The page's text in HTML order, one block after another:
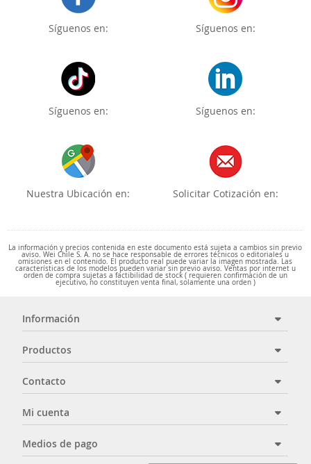
Síguenos en: Síguenos en:
Síguenos en: Síguenos en:
Nuestra Ubicación en: Solicitar Cotización en:
La información y precios contenida en este documento está sujeta a cambios sin previo
aviso. Wei Chile S. A. no se hace responsable de errores técnicos o editoriales u
omisiones en el contenido. El producto real puede variar la imagen mostrada. Las
características de los modelos pueden variar sin previo aviso. Ventas por internet u
orden de compra sujetas a factibilidad de stock ( requieren confirmación de un
ejecutivo, no constituyen venta final, solamente una orden )
Información
Productos
Contacto
Mi cuenta
Medios de pago